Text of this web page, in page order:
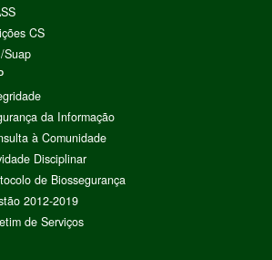
CS
Suap
da Informação
à Comunidade
Disciplinar
de Biossegurança
2012-2019
de Serviços